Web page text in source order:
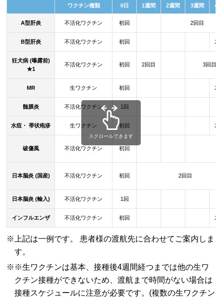
ワクチン種類 0日 1週間 2週間 3週間 4
A型肝炎 不活化ワクチン 初回 2回目
B型肝炎 不活化ワクチン 初回 2
狂犬病 (曝露前)
★1
不活化ワクチン 初回 2回目 3回目
MR 生ワクチン 初回 2
髄膜炎 不活化ワクチン 1回
水痘・ 帯状疱疹 生ワクチン 初回 2
破傷風 不活化ワクチン 初回
日本脳炎 (国産) 不活化ワクチン 初回 2回目
日本脳炎 (輸入) 不活化ワクチン 1回
インフルエンザ 不活化ワクチン 初回 2
スクロールできます
※上記は一例です。 患者様の渡航先に合わせてご案内しま
す。
※※生ワクチンは基本、接種後4週間経つまでは他の生ワ
クチン接種ができないため、渡航まで時間がない場合は
接種スケジュールに注意が必要です。(複数の生ワクチン